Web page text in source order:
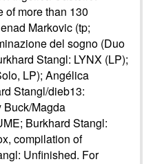
of more than 130
Markovic (tp;
del sogno (Duo
Stangl: LYNX (LP);
LP); Angélica
Stangl/dieb13:
Buck/Magda
Burkhard Stangl:
compilation of
Unfinished. For